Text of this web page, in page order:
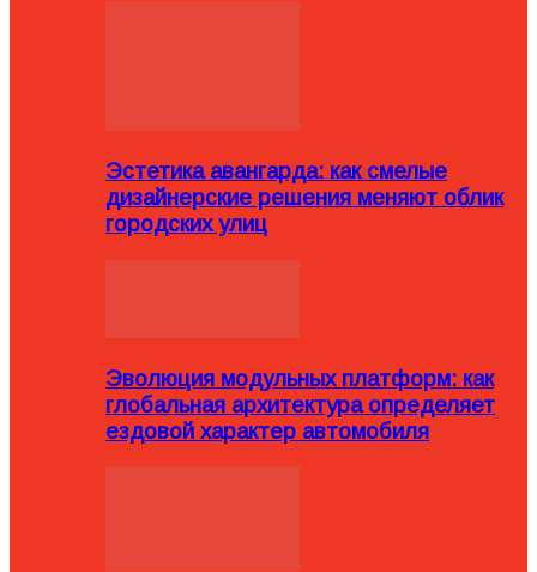
Эстетика авангарда: как смелые
дизайнерские решения меняют облик
городских улиц
Эволюция модульных платформ: как
глобальная архитектура определяет
ездовой характер автомобиля